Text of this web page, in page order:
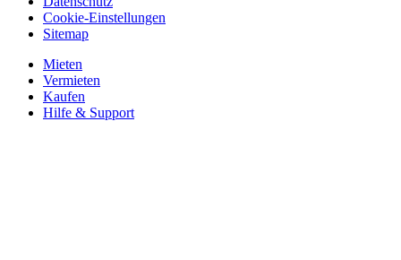
Cookie-Einstellungen
Sitemap
Mieten
Vermieten
Kaufen
Hilfe & Support